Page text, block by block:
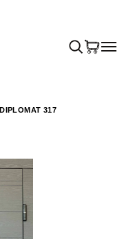
DIPLOMAT 317